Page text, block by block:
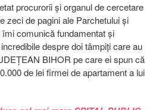
procurorii și organul de cercetare
zeci de pagini ale Parchetului și
comunică fundamentat și
despre doi tâmpiți care au
BIHOR pe care ei spun că
de lei firmei de apartament a lui